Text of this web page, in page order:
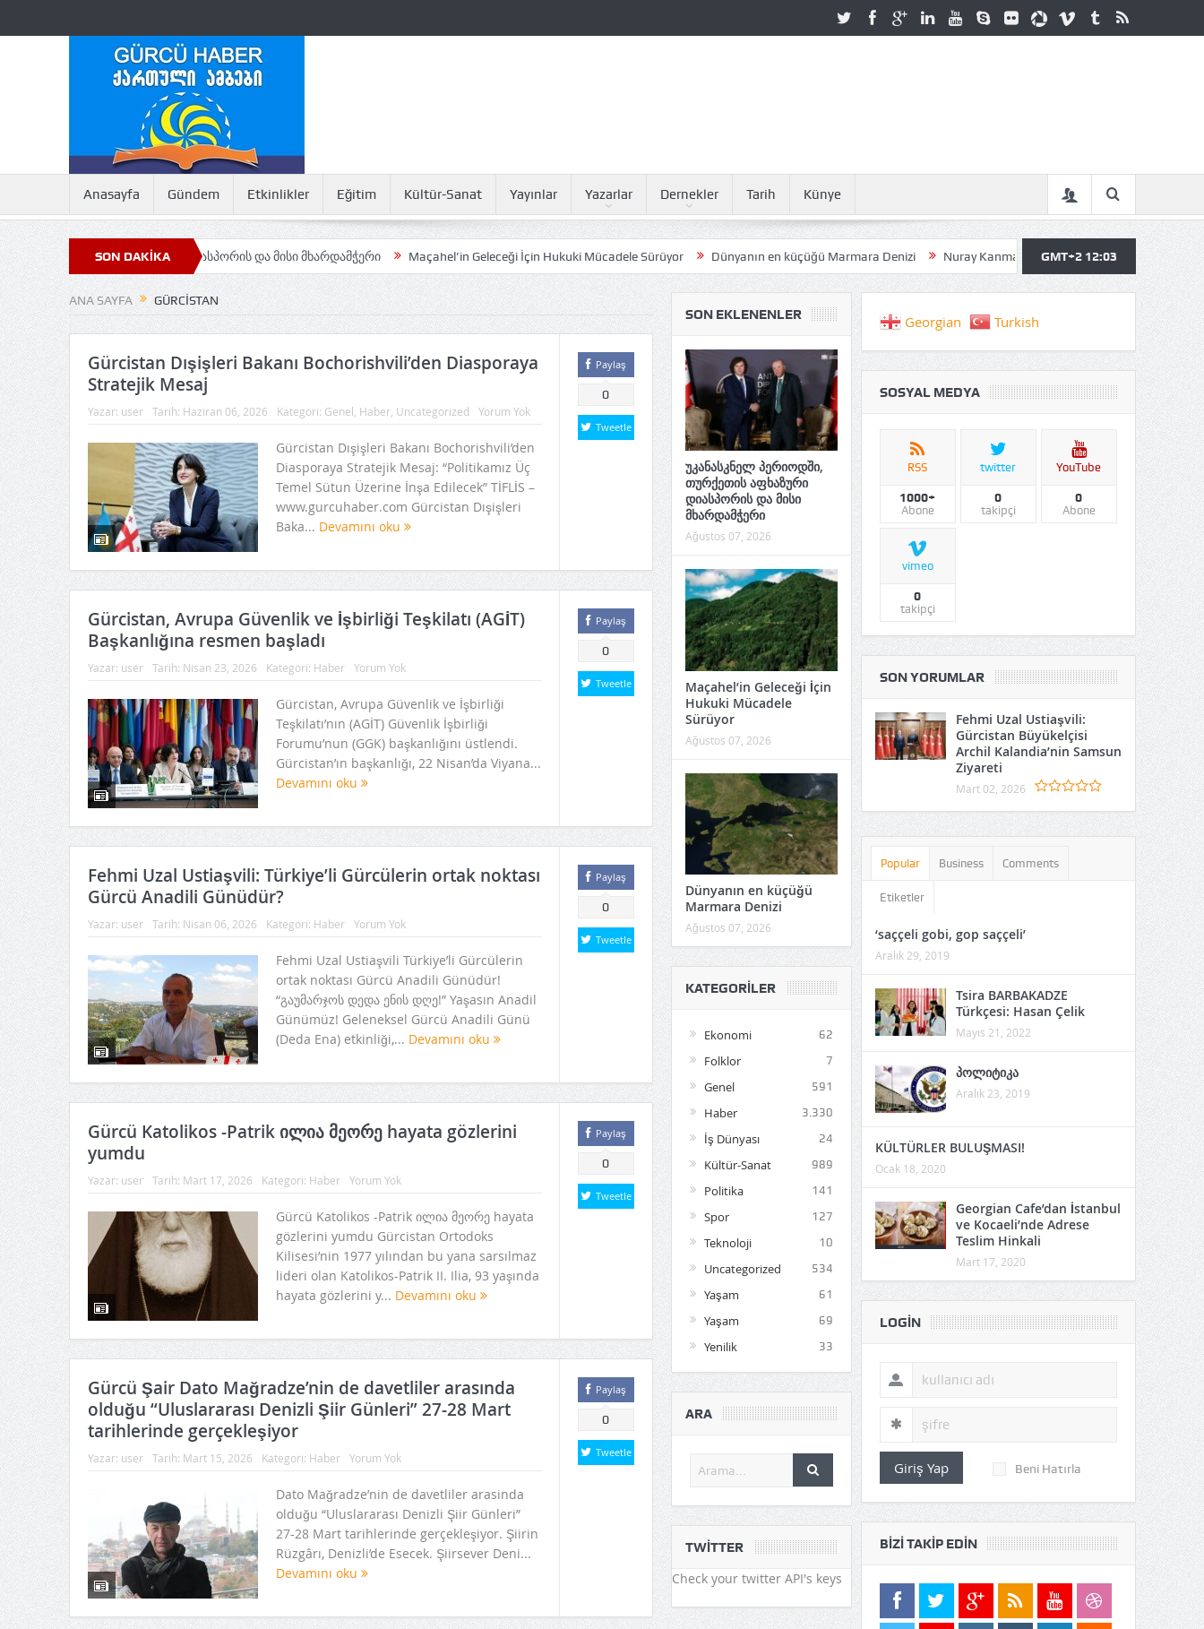
Anasayfa Gündem Etkinlikler Eğitim Kültür-Sanat Yayınlar Yazarlar Dernekler Tarih Künye
SON DAKİKA
აფხაზური დიასპორის და მისი მხარდამჭერი Maçahel’in Geleceği İçin Hukuki Mücadele Sürüyor Dünyanın en küçüğü Marmara Denizi Nuray Kanmazer: İNSANI ATAKTA TUTAN ŞEY SAHİP
GMT+2 12:03
ANA SAYFA GÜRCISTAN
Gürcistan Dışişleri Bakanı Bochorishvili’den Diasporaya
Stratejik Mesaj
Yazar: user Tarih: Haziran 06, 2026 Kategori: Genel Haber, Uncategorized Yorum Yok
Gürcistan Dışişleri Bakanı Bochorishvili’den
Diasporaya Stratejik Mesaj: “Politikamız Üç
Temel Sütun Üzerine İnşa Edilecek” ​TİFLİS –
www.gurcuhaber.com ​Gürcistan Dışişleri
Baka... Devamını oku
Paylaş
0
Tweetle
Gürcistan, Avrupa Güvenlik ve İşbirliği Teşkilatı (AGİT)
Başkanlığına resmen başladı
Yazar: user Tarih: Nisan 23, 2026 Kategori: Haber Yorum Yok
Gürcistan, Avrupa Güvenlik ve İşbirliği
Teşkilatı’nın (AGİT) Güvenlik İşbirliği
Forumu’nun (GGK) başkanlığını üstlendi.
Gürcistan’ın başkanlığı, 22 Nisan’da Viyana...
Devamını oku
Paylaş
0
Tweetle
Fehmi Uzal Ustiaşvili: Türkiye’li Gürcülerin ortak noktası
Gürcü Anadili Günüdür?
Yazar: user Tarih: Nisan 06, 2026 Kategori: Haber Yorum Yok
Fehmi Uzal Ustiaşvili Türkiye’li Gürcülerin
ortak noktası Gürcü Anadili Günüdür!
“გაუმარჯოს დედა ენის დღე!” Yaşasın Anadil
Günümüz! Geleneksel Gürcü Anadili Günü
(Deda Ena) etkinliği,... Devamını oku
Paylaş
0
Tweetle
Gürcü Katolikos -Patrik ილია მეორე hayata gözlerini
yumdu
Yazar: user Tarih: Mart 17, 2026 Kategori: Haber Yorum Yok
Gürcü Katolikos -Patrik ილია მეორე hayata
gözlerini yumdu Gürcistan Ortodoks
Kilisesi’nin 1977 yılından bu yana sarsılmaz
lideri olan Katolikos-Patrik II. Ilia, 93 yaşında
hayata gözlerini y... Devamını oku
Paylaş
0
Tweetle
Gürcü Şair Dato Mağradze’nin de davetliler arasında
olduğu “Uluslararası Denizli Şiir Günleri” 27-28 Mart
tarihlerinde gerçekleşiyor
Yazar: user Tarih: Mart 15, 2026 Kategori: Haber Yorum Yok
Dato Mağradze’nin de davetliler arasinda
olduğu “Uluslararası Denizli Şiir Günleri”
27-28 Mart tarihlerinde gerçekleşiyor. Şiirin
Rüzgârı, Denizli’de Esecek. Şiirsever Deni...
Devamını oku
Paylaş
0
Tweetle
SON EKLENENLER
უკანასკნელ პერიოდში,
თურქეთის აფხაზური
დიასპორის და მისი
მხარდამჭერი
Ağustos 07, 2026
Maçahel’in Geleceği İçin
Hukuki Mücadele
Sürüyor
Ağustos 07, 2026
Dünyanın en küçüğü
Marmara Denizi
Ağustos 07, 2026
KATEGORILER
Ekonomi 62
Folklor 7
Genel 591
Haber 3.330
İş Dünyası 24
Kültür-Sanat 989
Politika 141
Spor 127
Teknoloji 10
Uncategorized 534
Yaşam 61
Yaşam 69
Yenilik 33
ARA
TWITTER
Check your twitter API's keys
Georgian Turkish
SOSYAL MEDYA
RSS
1000+
Abone
twitter
0
takipçi
YouTube
0
Abone
vimeo
0
takipçi
SON YORUMLAR
Fehmi Uzal Ustiaşvili:
Gürcistan Büyükelçisi
Archil Kalandia’nin Samsun
Ziyareti
Mart 02, 2026
Popular Business Comments
Etiketler
‘saççeli gobi, gop saççeli’
Aralık 29, 2019
Tsira BARBAKADZE
Türkçesi: Hasan Çelik
Mayıs 21, 2022
პოლიტიკა
Aralık 23, 2019
KÜLTÜRLER BULUŞMASI!
Ocak 18, 2020
Georgian Cafe’dan İstanbul
ve Kocaeli’nde Adrese
Teslim Hinkali
Mart 17, 2020
LOGIN
Giriş Yap Beni Hatırla
BIZI TAKIP EDIN